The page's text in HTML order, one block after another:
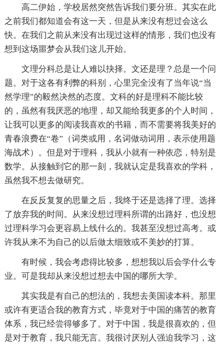
高二伊始，学校居然突然告诉我们要分班。其实在此
之前我们都知道会有这一天，但是从来没有想过会这么
快。在我们之前从来没有出现过这样的情形，我们也没有
想到这场噩梦会从我们这儿开始。
文理分科总是让人难以抉择。文还是理？总是一个问
题。对于这各有利弊的科别，心里完全没有了当年说“当
然学理”的毅然决然的态度。文科的好是理科不能比较
的，虽然有我厌恶的地理，却又能给我更多的个人时间，
让我可以更多的阅读我喜欢的书籍，而不需要将我美好的
青春浪费在“卷”（词类或用，名词做动词用，表示使用题
海战术）。但是对于理科，我从小就有一种依恋，特别是
数学。从接触到它的那一刻，我就认定是我喜欢的学科，
虽然我不想去做研究。
在反反复复的思量之后，我终于还是选择了理。选择
了放弃我的时间。从来没想过理科所谓的出路好，也没想
过理科学习会更容易上线什么的。我甚至没想过高考。或
许我从来不为自己的以后做太细致或不美妙的打算。
有时候，我会考虑得比较多，想想我以后会学什么专
业。可是我却从来没想过想去中国的哪所大学。
其实我是有自己的想法的，我想去美国读本科。那里
或许有更适合我的教育方式，毕竟对于中国的痛苦的教育
体系，我已经尝得够多了。对于中国，我是很喜欢的，但
是对于教育，我只能无言。我很讨厌别人强迫我学习，这